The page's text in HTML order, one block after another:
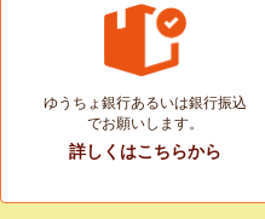
ゆうちょ銀行あるいは銀行振込
でお願いします。
詳しくはこちらから